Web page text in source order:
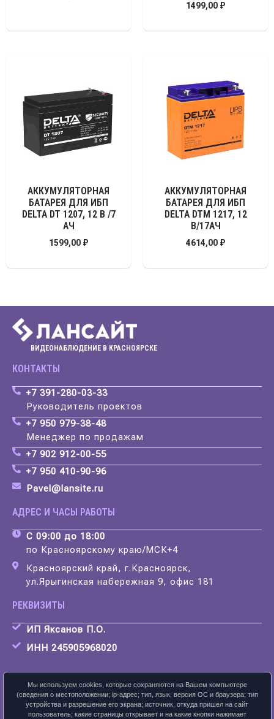
1499,00 ₽
АККУМУЛЯТОРНАЯ
БАТАРЕЯ ДЛЯ ИБП
DELTA DT 1207, 12 В /7
АЧ
1599,00 ₽
АККУМУЛЯТОРНАЯ
БАТАРЕЯ ДЛЯ ИБП
DELTA DTM 1217, 12
В/17АЧ
4614,00 ₽
ВИДЕОНАБЛЮДЕНИЕ В КРАСНОЯРСКЕ
КОНТАКТЫ
+7 391-280-03-33
Руководитель проектов
+7 950 979-38-48
Менеджер по продажам
+7 902 912-00-55
+7 950 410-90-96
Pavel@lansite.ru
АДРЕС И ЧАСЫ РАБОТЫ
С 09:00 до 18:00
по Красноярскому краю/МСК+4
Красноярский край, г.Красноярск,
ул.Ярыгинская набережная 9, офис 181
РЕКВИЗИТЫ
ИП Яксанов П.О.
ИНН 245905968020
Скачать карточку предприятия
Мы используем cookies, которые сохраняются на Вашем компьютере
(сведения о местоположении; ip-адрес; тип, язык, версия ОС и браузера; тип
устройства и разрешение его экрана; источник, откуда пришел на сайт
пользователь; какие страницы открывает и на какие кнопки нажимает